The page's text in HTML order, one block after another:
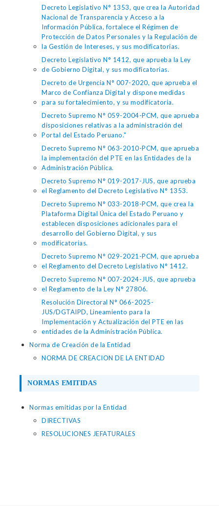
Decreto Legislativo N° 1353, que crea la Autoridad
Nacional de Transparencia y Acceso a la
Información Pública, fortalece el Régimen de
Protección de Datos Personales y la Regulación de
la Gestión de Intereses, y sus modificatorias.
Decreto Legislativo N° 1412, que aprueba la Ley
de Gobierno Digital, y sus modificatorias.
Decreto de Urgencia N° 007-2020, que aprueba el
Marco de Confianza Digital y dispone medidas
para su fortalecimiento, y su modificatoria.
Decreto Supremo N° 059-2004-PCM, que aprueba
disposiciones relativas a la administración del
Portal del Estado Peruano."
Decreto Supremo N° 063-2010-PCM, que aprueba
la implementación del PTE en las Entidades de la
Administración Pública.
Decreto Supremo N° 019-2017-JUS, que aprueba
el Reglamento del Decreto Legislativo N° 1353.
Decreto Supremo N° 033-2018-PCM, que crea la
Plataforma Digital Única del Estado Peruano y
establecen disposiciones adicionales para el
desarrollo del Gobierno Digital, y sus
modificatorias.
Decreto Supremo N° 029-2021-PCM, que aprueba
el Reglamento del Decreto Legislativo N° 1412.
Decreto Supremo N° 007-2024-JUS, que aprueba
el Reglamento de la Ley N° 27806.
Resolución Directoral N° 066-2025-
JUS/DGTAIPD, Lineamiento para la
Implementación y Actualización del PTE en las
entidades de la Administración Pública.
Norma de Creación de la Entidad
NORMA DE CREACION DE LA ENTIDAD
NORMAS EMITIDAS
Normas emitidas por la Entidad
DIRECTIVAS
RESOLUCIONES JEFATURALES